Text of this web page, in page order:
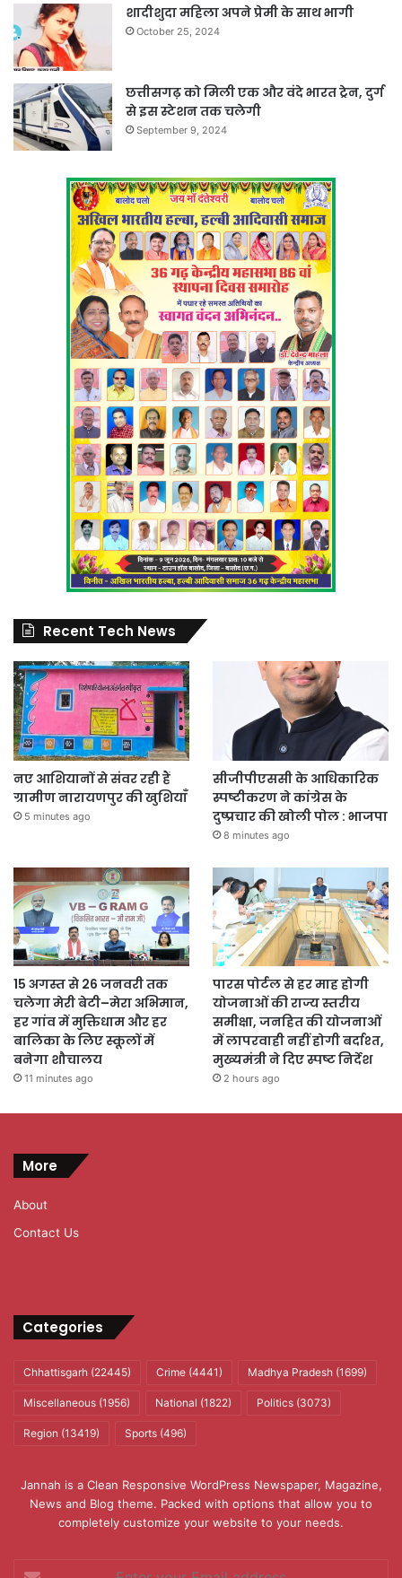
शादीशुदा महिला अपने प्रेमी के साथ भागी
October 25, 2024
छत्तीसगढ़ को मिली एक और वंदे भारत ट्रेन, दुर्ग
से इस स्टेशन तक चलेगी
September 9, 2024
Recent Tech News
नए आशियानों से संवर रही हैं
ग्रामीण नारायणपुर की खुशियाँ
5 minutes ago
सीजीपीएससी के आधिकारिक
स्पष्टीकरण ने कांग्रेस के
दुष्प्रचार की खोली पोल : भाजपा
8 minutes ago
15 अगस्त से 26 जनवरी तक
चलेगा मेरी बेटी–मेरा अभिमान,
हर गांव में मुक्तिधाम और हर
बालिका के लिए स्कूलों में
बनेगा शौचालय
11 minutes ago
पारस पोर्टल से हर माह होगी
योजनाओं की राज्य स्तरीय
समीक्षा, जनहित की योजनाओं
में लापरवाही नहीं होगी बर्दाश्त,
मुख्यमंत्री ने दिए स्पष्ट निर्देश
2 hours ago
More
About
Contact Us
Categories
Chhattisgarh (22445) Crime (4441) Madhya Pradesh (1699)
Miscellaneous (1956) National (1822) Politics (3073)
Region (13419) Sports (496)
Jannah is a Clean Responsive WordPress Newspaper, Magazine,
News and Blog theme. Packed with options that allow you to
completely customize your website to your needs.